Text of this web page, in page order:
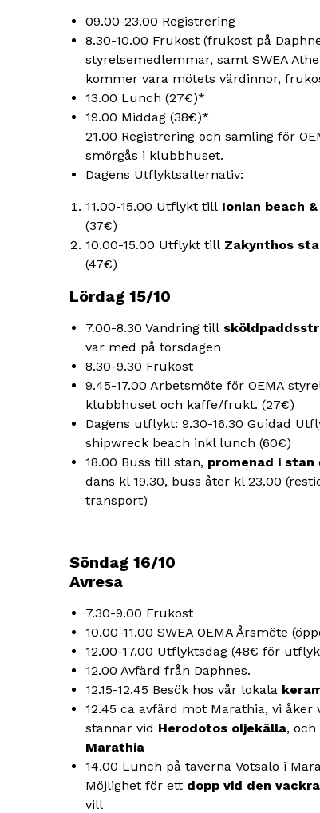
09.00-23.00 Registrering
8.30-10.00 Frukost (frukost på
styrelsemedlemmar, samt SWEA
kommer vara mötets värdinnor,
13.00 Lunch (27€)*
19.00 Middag (38€)*
21.00 Registrering och samling för
smörgås i klubbhuset.
Dagens Utflyktsalternativ:
11.00-15.00 Utflykt till Ionian beach
(37€)
10.00-15.00 Utflykt till Zakynthos
(47€)
Lördag 15/10
7.00-8.30 Vandring till
var med på torsdagen
8.30-9.30 Frukost
9.45-17.00 Arbetsmöte för OEMA
klubbhuset och kaffe/frukt. (27€)
Dagens utflykt: 9.30-16.30 Guidad
shipwreck beach inkl lunch (60€)
18.00 Buss till stan, promenad i stan
dans kl 19.30, buss åter kl 23.00
transport)
Söndag 16/10
Avresa
7.30-9.00 Frukost
10.00-11.00 SWEA OEMA Årsmöte
12.00-17.00 Utflyktsdag (48€ för
12.00 Avfärd från Daphnes.
12.15-12.45 Besök hos vår lokala
12.45 ca avfärd mot Marathia, vi åker
stannar vid Herodotos oljekälla,
Marathia
14.00 Lunch på taverna Votsalo i
Möjlighet för ett dopp vid den
vill